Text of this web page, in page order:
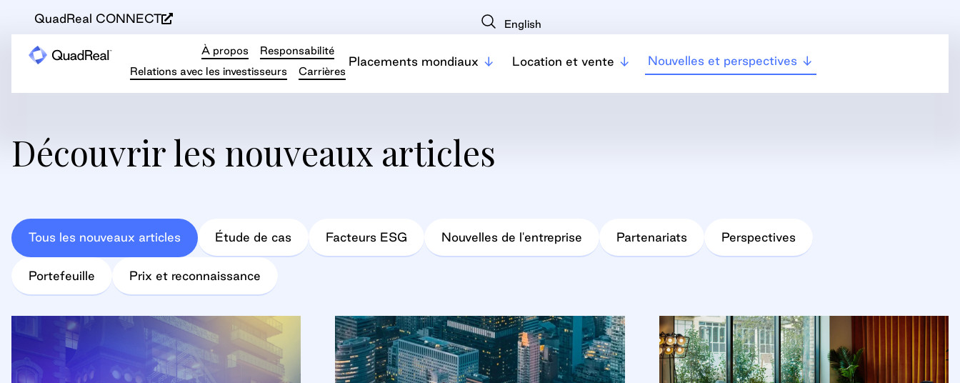
QuadReal CONNECT English
Placements mondiaux Location et vente Nouvelles et perspectives
À propos
Responsabilité
Relations avec les investisseurs
Carrières
Découvrir les nouveaux articles
Tous les nouveaux articles Étude de cas Facteurs ESG Nouvelles de l'entreprise Partenariats Perspectives
Portefeuille Prix et reconnaissance